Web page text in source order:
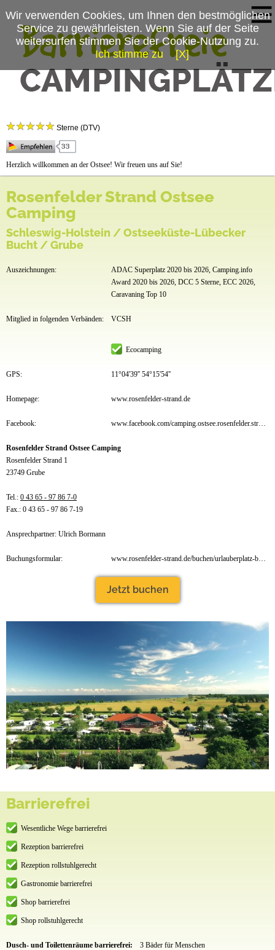
Campingplatzmenü
Stellplätze
Mietobjekte
Preise & Prospekte
Anfahrt
Videos
Sterne (DTV)
Herzlich willkommen an der Ostsee! Wir freuen uns auf Sie!
Rosenfelder Strand Ostsee
Camping
Schleswig-Holstein / Ostseeküste-Lübecker
Bucht / Grube
Auszeichnungen:
ADAC Superplatz 2020 bis 2026, Camping.info
Award 2020 bis 2026, DCC 5 Sterne, ECC 2026,
Caravaning Top 10
Mitglied in folgenden Verbänden: VCSH
Ecocamping
GPS: 11°04'39'' 54°15'54''
Homepage: www.rosenfelder-strand.de
Facebook: www.facebook.com/camping.ostsee.rosenfelder.strand.campingplatz?ref=hl
Rosenfelder Strand Ostsee Camping
Rosenfelder Strand 1
23749 Grube
Tel.: 0 43 65 - 97 86 7-0
Fax.: 0 43 65 - 97 86 7-19
Ansprechpartner: Ulrich Bormann
Buchungsformular: www.rosenfelder-strand.de/buchen/urlauberplatz-buchen/
Jetzt buchen
Barrierefrei
Wesentliche Wege barrierefrei
Rezeption barrierefrei
Rezeption rollstuhlgerecht
Gastronomie barrierefrei
Shop barrierefrei
Shop rollstuhlgerecht
Dusch- und Toilettenräume barrierefrei:
3 Bäder für Menschen
Wir verwenden Cookies, um Ihnen den bestmöglichen
Service zu gewährleisten. Wenn Sie auf der Seite
weitersurfen stimmen Sie der Cookie-Nutzung zu.
Ich stimme zu
[X]